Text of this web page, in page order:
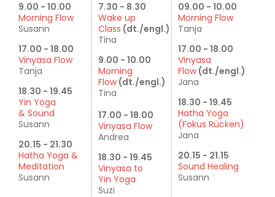
9.00 - 10.00
Morning Flow
Susann
17.00 - 18.00
Vinyasa Flow
Tanja
18.30 - 19.45
Yin Yoga
& Sound
Susann
20.15 - 21.30
Hatha Yoga &
Meditation
Susann
7.30 - 8.30
Wake up
Class (dt./engl.)
Tina
9.00 - 10.00
Morning
Flow(dt./engl.)
Tina
17.00 - 18.00
Vinyasa Flow
Andrea
18.30 - 19.45
Vinyasa to
Yin Yoga
Suzi
09.00 - 10.00
Morning Flow
Tanja
17.00 - 18.00
Vinyasa
Flow(dt./engl.)
Jana
18.30 - 19.45
Hatha Yoga
(Fokus Rücken)
Jana
20.15 - 21.15
Sound Healing
Susann